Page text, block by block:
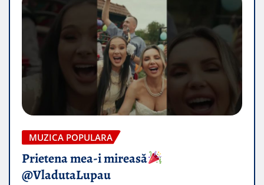
MUZICA POPULARA
Prietena mea-i mireasă​
@VladutaLupau